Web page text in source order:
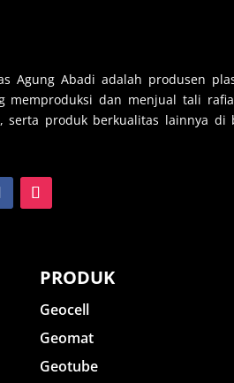
Agung Abadi adalah produsen
memproduksi dan menjual tali
serta produk berkualitas lainnya di
PRODUK
Geocell
Geomat
Geotube